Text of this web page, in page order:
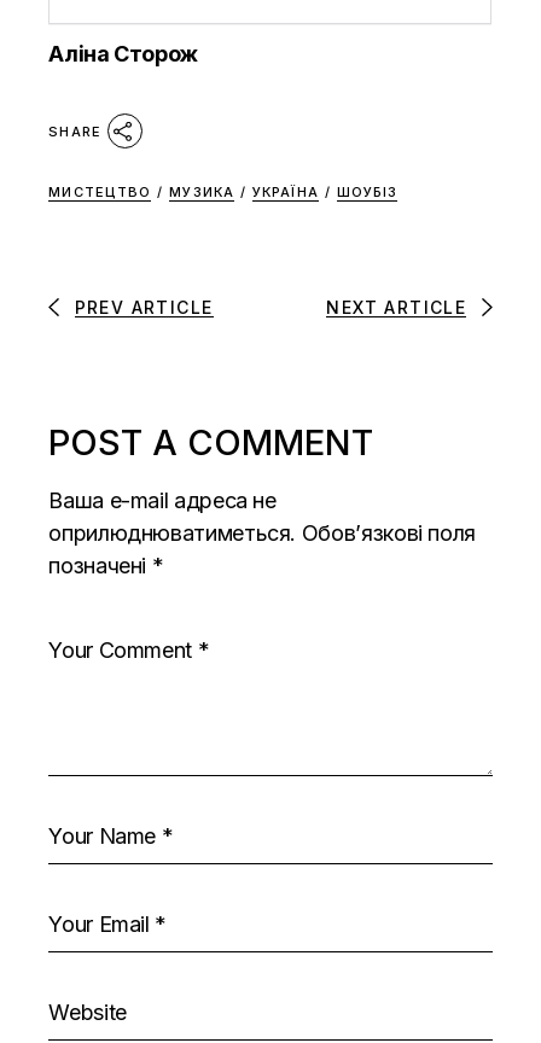
Аліна Сторож
SHARE
МИСТЕЦТВО / МУЗИКА / УКРАЇНА / ШОУБІЗ
PREV ARTICLE NEXT ARTICLE
POST A COMMENT
Ваша e-mail адреса не
оприлюднюватиметься. Обов’язкові поля
позначені *